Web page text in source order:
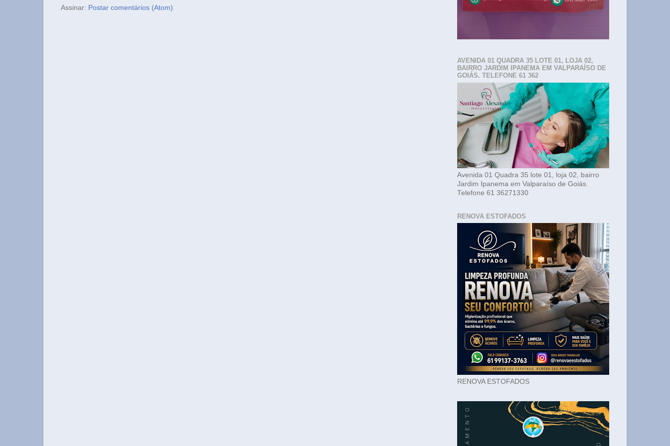
Assinar: Postar comentários (Atom)
AVENIDA 01 QUADRA 35 LOTE 01, LOJA 02,
BAIRRO JARDIM IPANEMA EM VALPARAÍSO DE
GOIÁS. TELEFONE 61 362
Avenida 01 Quadra 35 lote 01, loja 02, bairro
Jardim Ipanema em Valparaíso de Goiás.
Telefone 61 36271330
RENOVA ESTOFADOS
RENOVA ESTOFADOS